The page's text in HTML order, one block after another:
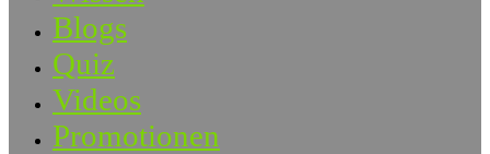
Blogs
Quiz
Videos
Promotionen